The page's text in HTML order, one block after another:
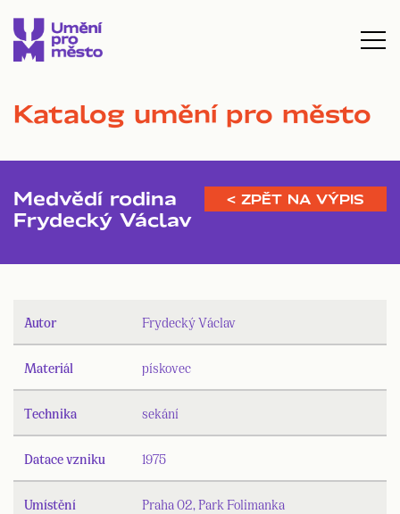
Katalog umění pro město
Medvědí rodina
Frydecký Václav
< ZPĚT NA VÝPIS
Autor Frydecký Václav
Materiál pískovec
Technika sekání
Datace vzniku 1975
Umístění Praha 02, Park Folimanka